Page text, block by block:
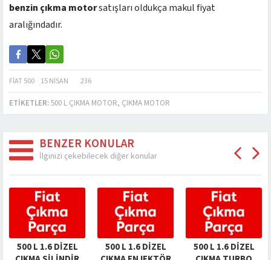
benzin çıkma motorsatışları oldukça makul fiyat
aralığındadır.
FIAT 500 15 NISAN 236
ETIKETLER:500 L ÇIKMA MOTOR, ÇIKMA MOTOR
BENZER KONULAR
İlginizi çekebilecek diğer konular
500 L 1.6 DIZEL
500 L 1.6 DIZEL
500 L 1.6 DIZEL